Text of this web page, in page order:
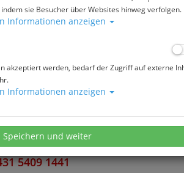
HOTLINES
+39 06 4211-5685
783 (00800 DAN NOTRUF)
5409 1441
sie Besucher über Websites hinweg verfolgen.
Informationen anzeigen
akzeptiert werden, bedarf der Zugriff auf externe
Informationen anzeigen
Speichern und weiter